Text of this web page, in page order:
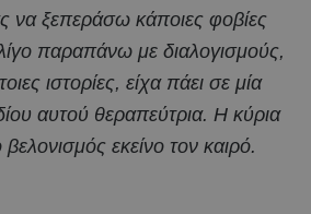
να ξεπεράσω κάποιες φοβίες
παραπάνω με διαλογισμούς,
ιστορίες, είχα πάει σε μία
αυτού θεραπεύτρια. Η κύρια
εκείνο τον καιρό.